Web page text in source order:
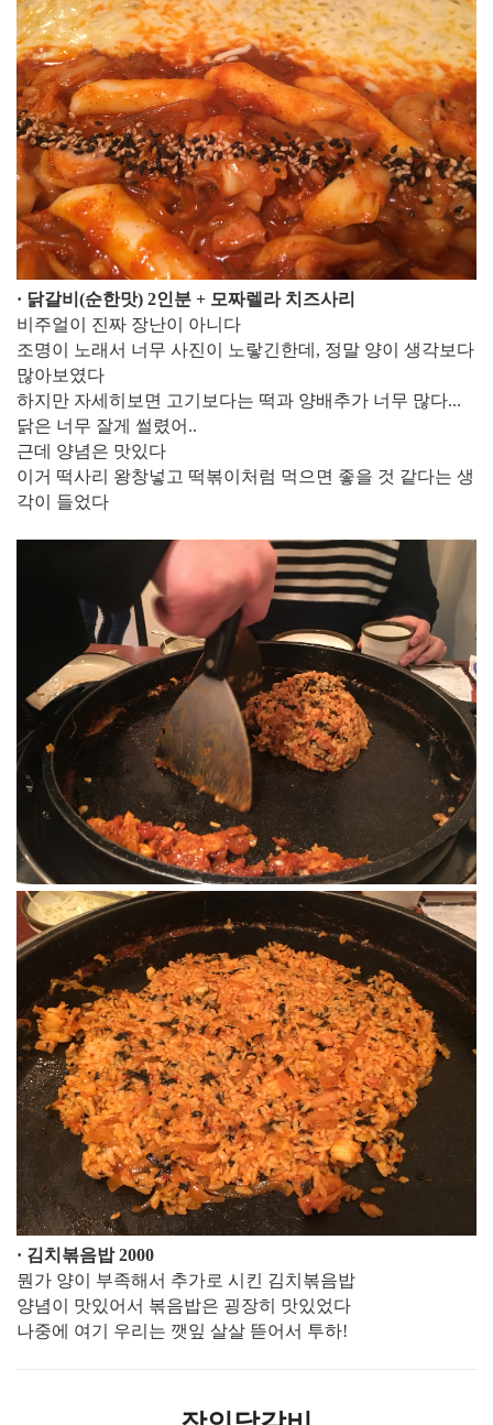
​· 닭갈비(순한맛) 2인분 + 모짜렐라 치즈사리
비주얼이 진짜 장난이 아니다
조명이 노래서 너무 사진이 노랗긴한데, 정말 양이 생각보다
많아보였다
하지만 자세히보면 고기보다는 떡과 양배추가 너무 많다...
닭은 너무 잘게 썰렸어..
근데 양념은 맛있다
이거 떡사리 왕창넣고 떡볶이처럼 먹으면 좋을 것 같다는 생
각이 들었다
· 김치볶음밥 2000
뭔가 양이 부족해서 추가로 시킨 김치볶음밥
양념이 맛있어서 볶음밥은 굉장히 맛있었다
나중에 여기 우리는 깻잎 살살 뜯어서 투하!